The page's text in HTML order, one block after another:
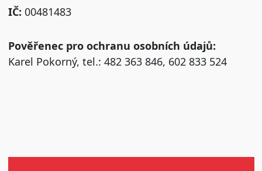
IČ: 00481483
Pověřenec pro ochranu osobních údajů:
Karel Pokorný, tel.: 482 363 846, 602 833 524